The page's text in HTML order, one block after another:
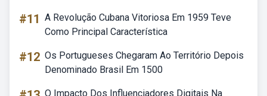
#11 A Revolução Cubana Vitoriosa Em 1959 Teve
Como Principal Característica
#12 Os Portugueses Chegaram Ao Território Depois
Denominado Brasil Em 1500
O Impacto Dos Influenciadores Digitais Na